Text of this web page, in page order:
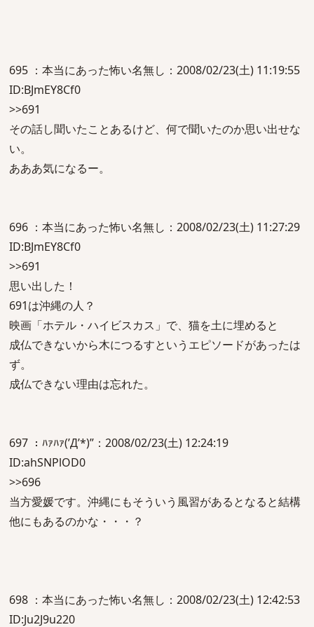
695 ：本当にあった怖い名無し：2008/02/23(土) 11:19:55
ID:BJmEY8Cf0
>>691
その話し聞いたことあるけど、何で聞いたのか思い出せな
い。
あああ気になるー。
696 ：本当にあった怖い名無し：2008/02/23(土) 11:27:29
ID:BJmEY8Cf0
>>691
思い出した！
691は沖縄の人？
映画「ホテル・ハイビスカス」で、猫を土に埋めると
成仏できないから木につるすというエピソードがあったは
ず。
成仏できない理由は忘れた。
697 ：ﾊｧﾊｧ(’Д’*)”：2008/02/23(土) 12:24:19
ID:ahSNPlOD0
>>696
当方愛媛です。沖縄にもそういう風習があるとなると結構
他にもあるのかな・・・？
698 ：本当にあった怖い名無し：2008/02/23(土) 12:42:53
ID:Ju2J9u220